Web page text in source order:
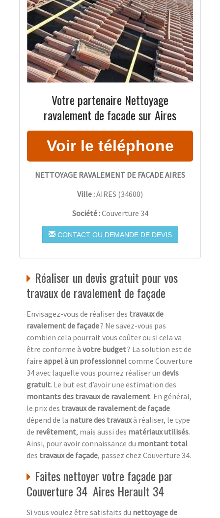
Votre partenaire Nettoyage
ravalement de facade sur Aires
NETTOYAGE RAVALEMENT DE FACADE AIRES
Ville :AIRES (34600)
Société :Couverture 34
CONTACT OU DEMANDE DE DEVIS
Réaliser un devis gratuit pour vos
travaux de ravalement de façade
Envisagez-vous de réaliser des travaux de
ravalement de façade? Ne savez-vous pas
combien cela pourrait vous coûter ou si cela va
être conforme à votre budget? La solution est de
faire appel à un professionnelcomme Couverture
34 avec laquelle vous pourrez réaliser un devis
gratuit. Le but est d’avoir une estimation des
montants des travaux de ravalement. En général,
le prix des travaux de ravalement de façade
dépend de la nature des travauxà réaliser, le type
de revêtement, mais aussi des matériaux utilisés.
Ainsi, pour avoir connaissance du montant total
des travaux de façade, passez chez Couverture 34.
Faites nettoyer votre façade par
Couverture 34 Aires Herault 34
Si vous voulez être satisfaits du nettoyage de